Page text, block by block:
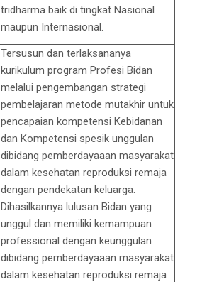
tridharma baik di tingkat Nasional
maupun Internasional.
Tersusun dan terlaksananya
kurikulum program Profesi Bidan
melalui pengembangan strategi
pembelajaran metode mutakhir untuk
pencapaian kompetensi Kebidanan
dan Kompetensi spesik unggulan
dibidang pemberdayaaan masyarakat
dalam kesehatan reproduksi remaja
dengan pendekatan keluarga.
Dihasilkannya lulusan Bidan yang
unggul dan memiliki kemampuan
professional dengan keunggulan
dibidang pemberdayaaan masyarakat
dalam kesehatan reproduksi remaja